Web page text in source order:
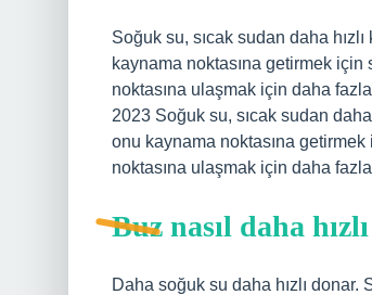
Soğuk su, sıcak sudan daha
kaynama noktasına getirmek için
noktasına ulaşmak için daha
2023 Soğuk su, sıcak sudan
onu kaynama noktasına
noktasına ulaşmak için daha
Buz nasıl daha
Daha soğuk su daha hızlı donar.